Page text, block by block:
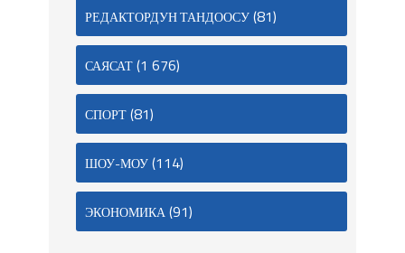
РЕДАКТОРДУН ТАНДООСУ(81)
САЯСАТ(1 676)
СПОРТ(81)
ШОУ-МОУ(114)
ЭКОНОМИКА(91)